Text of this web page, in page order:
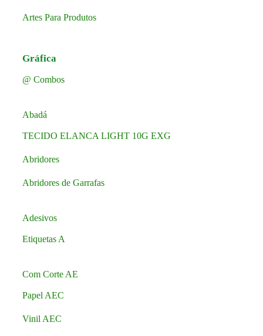
Artes Para Produtos
Gráfica
@ Combos
Abadá
TECIDO ELANCA LIGHT 10G EXG
Abridores
Abridores de Garrafas
Adesivos
Etiquetas A
Com Corte AE
Papel AEC
Vinil AEC